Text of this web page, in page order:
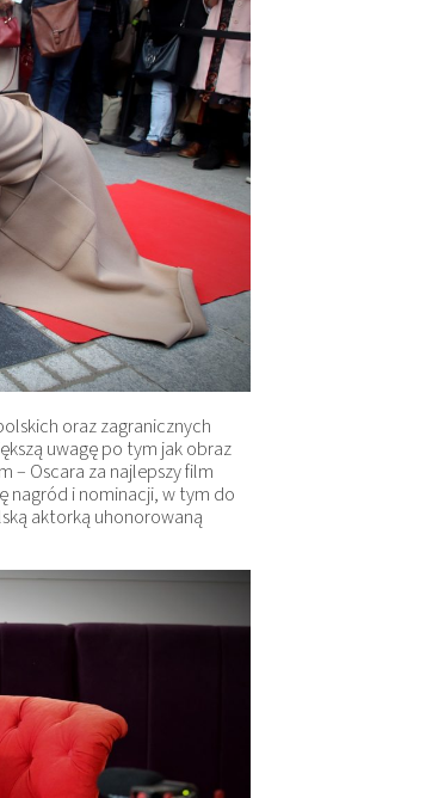
oraz zagranicznych
uwagę po tym jak obraz
– Oscara za najlepszy film
nagród i nominacji, w tym do
aktorką uhonorowaną